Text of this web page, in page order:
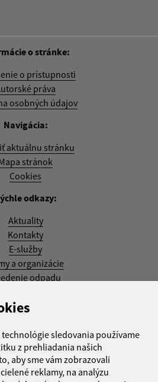
sledovania používame
z prehliadania našich
aby sme vám zobrazovali
reklamy, na analýzu
o stránke:
o prístupnosti
práva
osobných údajov
Navigácia:
aktuálnu stránku
stránok
Cookies
odkazy:
Aktuality
Kontakty
E-služby
a organizácie
odpadu
Aktualizované:
RSS
obsahu: